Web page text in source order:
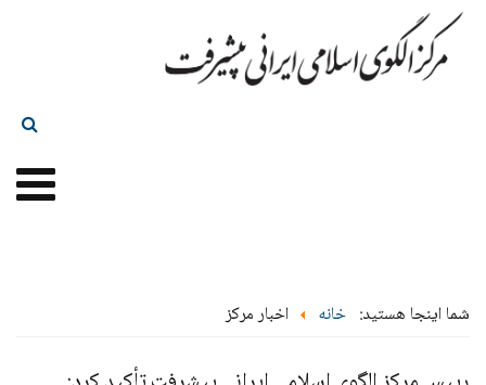
شما اینجا هستید: خانه اخبار مرکز